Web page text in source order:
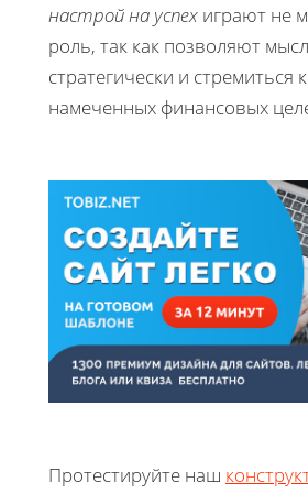
настрой на успех играют не
роль, так как позволяют
стратегически и стремиться
намеченных финансовых
Протестируйте наш